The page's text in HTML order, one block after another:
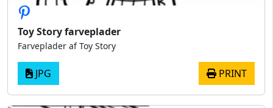
Toy Story farveplader
Farveplader af Toy Story
JPG PRINT